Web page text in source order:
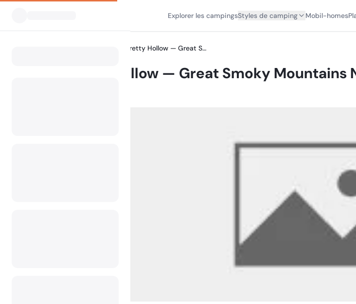
Explorer les campingsStyles de camping Mobil-homes
#39 Pretty Hollow — Great Smoky Mountains National Park
#39 Pretty Hollow — Great Smoky Mountains